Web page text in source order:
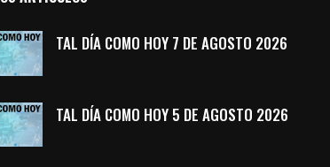
TAL DÍA COMO HOY 7 DE AGOSTO 2026
TAL DÍA COMO HOY 5 DE AGOSTO 2026